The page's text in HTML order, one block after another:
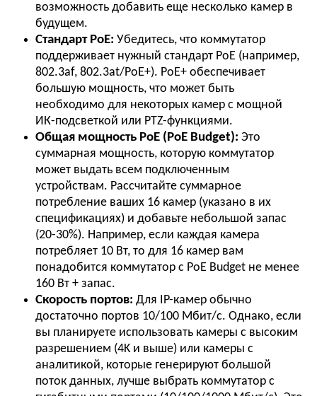
возможность добавить еще несколько камер в
будущем.
Стандарт PoE: Убедитесь, что коммутатор
поддерживает нужный стандарт PoE (например,
802.3af, 802.3at/PoE+). PoE+ обеспечивает
большую мощность, что может быть
необходимо для некоторых камер с мощной
ИК-подсветкой или PTZ-функциями.
Общая мощность PoE (PoE Budget): Это
суммарная мощность, которую коммутатор
может выдать всем подключенным
устройствам. Рассчитайте суммарное
потребление ваших 16 камер (указано в их
спецификациях) и добавьте небольшой запас
(20-30%). Например, если каждая камера
потребляет 10 Вт, то для 16 камер вам
понадобится коммутатор с PoE Budget не менее
160 Вт + запас.
Скорость портов: Для IP-камер обычно
достаточно портов 10/100 Мбит/с. Однако, если
вы планируете использовать камеры с высоким
разрешением (4K и выше) или камеры с
аналитикой, которые генерируют большой
поток данных, лучше выбрать коммутатор с